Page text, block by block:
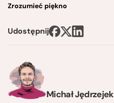
Michał Jędrzejek
Zrozumieć piękno
Udostępnij